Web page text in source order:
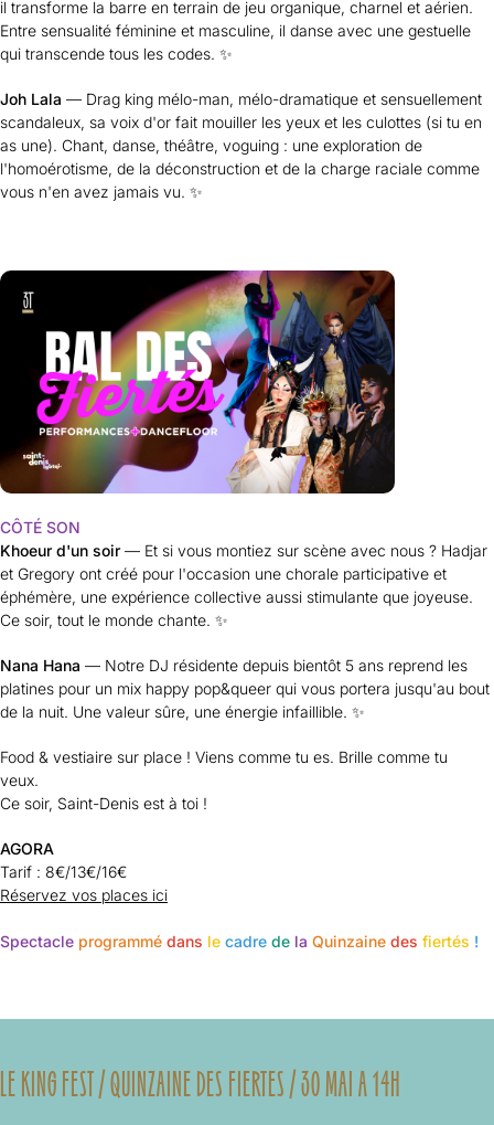
il transforme la barre en terrain de jeu organique, charnel et aérien.
Entre sensualité féminine et masculine, il danse avec une gestuelle
qui transcende tous les codes. ✨
Joh Lala — Drag king mélo-man, mélo-dramatique et sensuellement
scandaleux, sa voix d'or fait mouiller les yeux et les culottes (si tu en
as une). Chant, danse, théâtre, voguing : une exploration de
l'homoérotisme, de la déconstruction et de la charge raciale comme
vous n'en avez jamais vu. ✨
CÔTÉ SON
Khoeur d'un soir — Et si vous montiez sur scène avec nous ? Hadjar
et Gregory ont créé pour l'occasion une chorale participative et
éphémère, une expérience collective aussi stimulante que joyeuse.
Ce soir, tout le monde chante. ✨
Nana Hana — Notre DJ résidente depuis bientôt 5 ans reprend les
platines pour un mix happy pop&queer qui vous portera jusqu'au bout
de la nuit. Une valeur sûre, une énergie infaillible. ✨
Food & vestiaire sur place ! Viens comme tu es. Brille comme tu
veux.
Ce soir, Saint-Denis est à toi !
AGORA
Tarif : 8€/13€/16€
Réservez vos places ici
Spectacle programmé dans le cadre de la Quinzaine des fiertés !
LE KING FEST / QUINZAINE DES FIERTES / 30 MAI A 14H